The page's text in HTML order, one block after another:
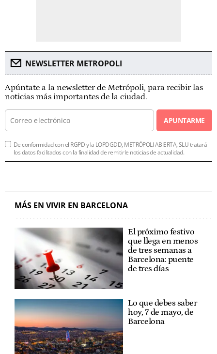
NEWSLETTER METROPOLI
Apúntate a la newsletter de Metrópoli, para recibir las
noticias más importantes de la ciudad.
APUNTARME
De conformidad con el RGPD y la LOPDGDD, METRÓPOLI ABIERTA, SLU tratará
los datos facilitados con la finalidad de remitirle noticias de actualidad.
MÁS EN VIVIR EN BARCELONA
El próximo festivo
que llega en menos
de tres semanas a
Barcelona: puente
de tres días
Lo que debes saber
hoy, 7 de mayo, de
Barcelona